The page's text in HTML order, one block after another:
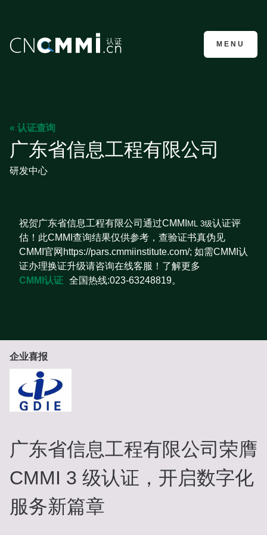
CMMI认证咨询
MENU
« 认证查询
广东省信息工程有限公司
研发中心
祝贺广东省信息工程有限公司通过CMMI ML 3级认证评
估！此CMMI查询结果仅供参考，查验证书真伪见
CMMI官网https://pars.cmmiinstitute.com/; 如需CMMI认
证办理换证升级请咨询在线客服！了解更多
CMMI认证 全国热线:023-63248819。
企业喜报
广东省信息工程有限公司荣膺
CMMI 3 级认证，开启数字化
服务新篇章